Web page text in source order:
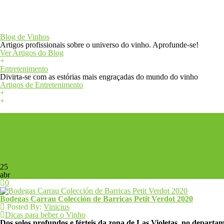
Blog de Vinhos
Artigos profissionais sobre o universo do vinho. Aprofunde-se!
Ver Artigos do Blog
+
Entretenimento
Divirta-se com as estórias mais engraçadas do mundo do vinho
Artigos de Entretenimento
+
+
25
abr
0
Bodegas Carrau Colección de Barricas Petit Verdot 2020
Posted By: Vinicius
Dicas para beber o Vinho